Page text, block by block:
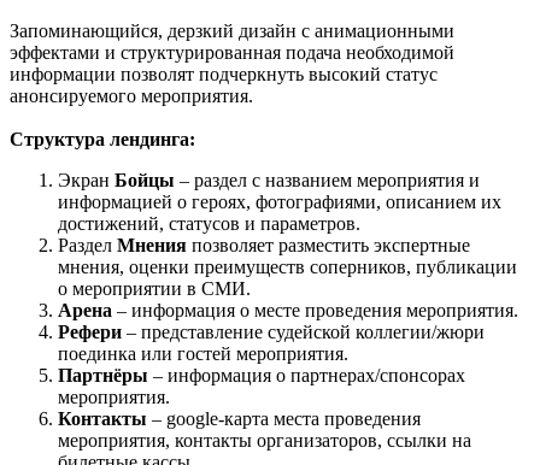
Запоминающийся, дерзкий дизайн с анимационными
эффектами и структурированная подача необходимой
информации позволят подчеркнуть высокий статус
анонсируемого мероприятия.
Структура лендинга:
Экран Бойцы – раздел с названием мероприятия и
информацией о героях, фотографиями, описанием их
достижений, статусов и параметров.
Раздел Мнения позволяет разместить экспертные
мнения, оценки преимуществ соперников, публикации
о мероприятии в СМИ.
Арена – информация о месте проведения мероприятия.
Рефери – представление судейской коллегии/жюри
поединка или гостей мероприятия.
Партнёры – информация о партнерах/спонсорах
мероприятия.
Контакты – google-карта места проведения
мероприятия, контакты организаторов, ссылки на